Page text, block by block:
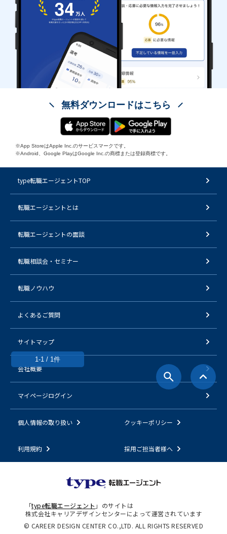
1-1 / 1件
無料ダウンロードはこちら
※App StoreはApple Inc.のサービスマークです。
※Android、Google PlayはGoogle Inc.の商標または登録商標です。
type転職エージェントTOP
転職エージェントとは
転職エージェントの面談
転職相談会・セミナー
転職ノウハウ
よくあるご質問
サイトマップ
会社概要
マイページログイン
個人情報の取り扱い クッキーポリシー
利用規約 採用ご担当者様へ
「type転職エージェント 」のサイトは
株式会社キャリアデザインセンターによって運営されています
© CAREER DESIGN CENTER CO.,LTD. ALL RIGHTS RESERVED